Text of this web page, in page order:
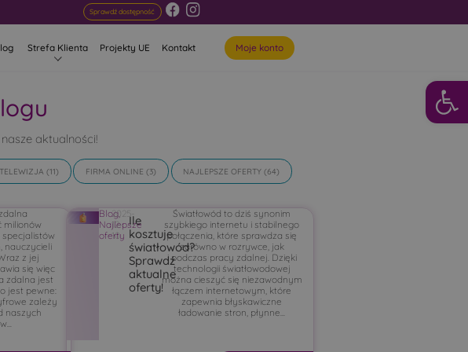
Sprawdź dostępność
Strefa Klienta Projekty UE Kontakt Moje konto
aktualności!
(11) FIRMA ONLINE (3) NAJLEPSZE OFERTY (64)
milionów
specjalistów
nauczycieli
z jej
się więc
zdalna jest
jest pewne:
zależy
naszych
Blog
Najlepsze
oferty
2025-
12-
10
Ile
kosztuje
światłowód?
Sprawdź
aktualne
oferty!
Światłowód to dziś synonim
szybkiego internetu i stabilnego
połączenia, które sprawdza się
zarówno w rozrywce, jak
i podczas pracy zdalnej. Dzięki
technologii światłowodowej
można cieszyć się niezawodnym
łączem internetowym, które
zapewnia błyskawiczne
ładowanie stron, płynne...